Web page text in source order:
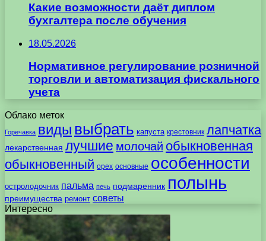
Какие возможности даёт диплом
бухгалтера после обучения
18.05.2026
Нормативное регулирование розничной
торговли и автоматизация фискального
учета
Облако меток
Горечавка виды выбрать капуста крестовник лапчатка
лекарственная лучшие молочай обыкновенная
обыкновенный орех основные особенности
остролодочник пальма печь подмаренник полынь
преимущества ремонт советы
Интересно